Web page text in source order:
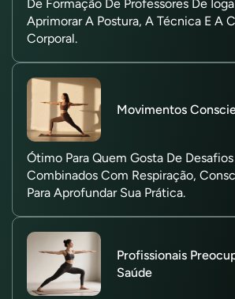
De Formação De Professores De
Aprimorar A Postura, A Técnica E A
Corporal.
Movimentos
Ótimo Para Quem Gosta De
Combinados Com Respiração,
Para Aprofundar Sua Prática.
Profissionais
Saúde